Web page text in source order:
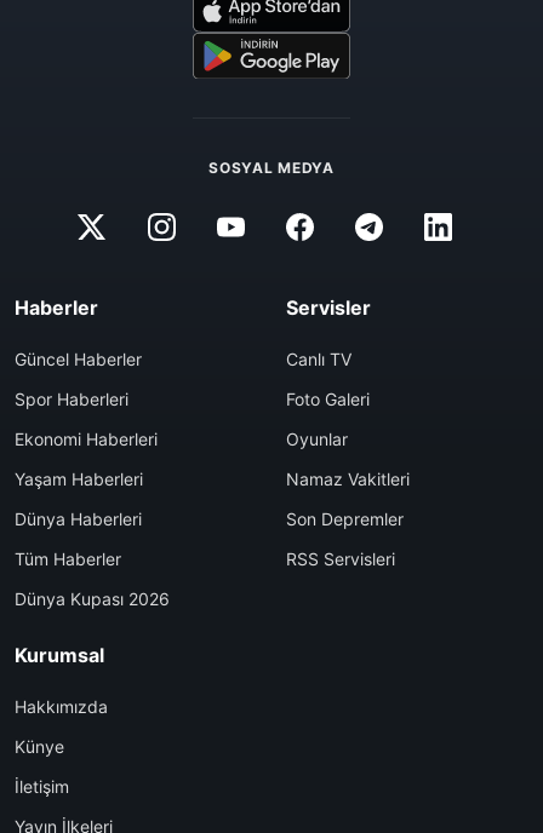
SOSYAL MEDYA
Haberler
Güncel Haberler
Spor Haberleri
Ekonomi Haberleri
Yaşam Haberleri
Dünya Haberleri
Tüm Haberler
Dünya Kupası 2026
Servisler
Canlı TV
Foto Galeri
Oyunlar
Namaz Vakitleri
Son Depremler
RSS Servisleri
Kurumsal
Hakkımızda
Künye
İletişim
Yayın İlkeleri